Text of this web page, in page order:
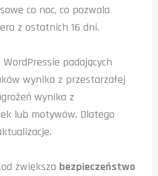
co noc, co pozwala
z ostatnich 16 dni.
padających
wynika z przestarzałej
wynika z
lub motywów. Dlatego
zwiększa bezpieczeństwo